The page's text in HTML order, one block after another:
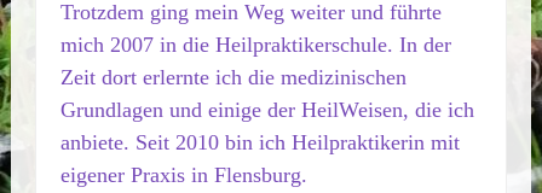
Trotzdem ging mein Weg weiter und führte
mich 2007 in die Heilpraktikerschule. In der
Zeit dort erlernte ich die medizinischen
Grundlagen und einige der HeilWeisen, die ich
anbiete. Seit 2010 bin ich Heilpraktikerin mit
eigener Praxis in Flensburg.